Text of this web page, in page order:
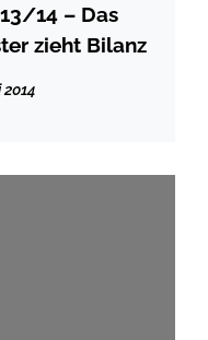
14 – Das
zieht Bilanz
2014